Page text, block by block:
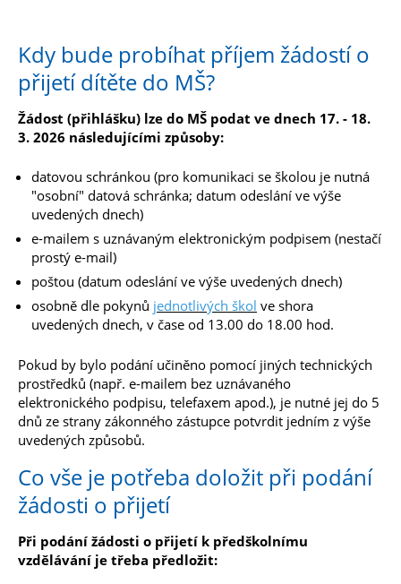
Kdy bude probíhat příjem žádostí o
přijetí dítěte do MŠ?
Žádost (přihlášku) lze do MŠ podat ve dnech 17. - 18.
3. 2026 následujícími způsoby:
datovou schránkou (pro komunikaci se školou je nutná
"osobní" datová schránka; datum odeslání ve výše
uvedených dnech)
e-mailem s uznávaným elektronickým podpisem (nestačí
prostý e-mail)
poštou (datum odeslání ve výše uvedených dnech)
osobně dle pokynů jednotlivých škol ve shora
uvedených dnech, v čase od 13.00 do 18.00 hod.
Pokud by bylo podání učiněno pomocí jiných technických
prostředků (např. e-mailem bez uznávaného
elektronického podpisu, telefaxem apod.), je nutné jej do 5
dnů ze strany zákonného zástupce potvrdit jedním z výše
uvedených způsobů.
Co vše je potřeba doložit při podání
žádosti o přijetí
Při podání žádosti o přijetí k předškolnímu
vzdělávání je třeba předložit: